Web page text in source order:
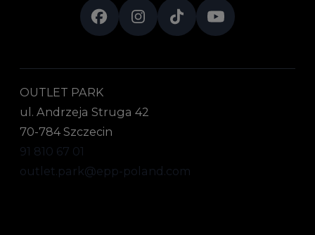
OUTLET PARK
ul. Andrzeja Struga 42
70-784 Szczecin
91 810 67 01
outlet.park@epp-poland.com